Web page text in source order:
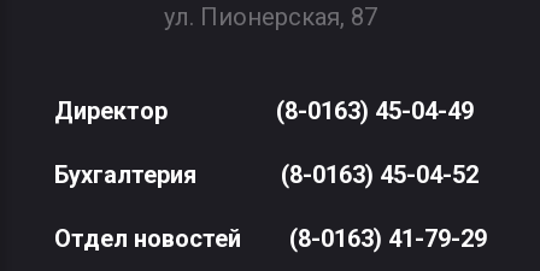
ул. Пионерская, 87
Директор (8-0163) 45-04-49
Бухгалтерия (8-0163) 45-04-52
Отдел новостей (8-0163) 41-79-29